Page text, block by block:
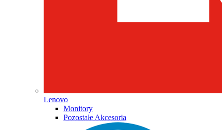
Lenovo
Monitory
Pozostałe Akcesoria